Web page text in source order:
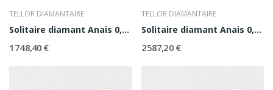
TELLOR DIAMANTAIRE
Solitaire diamant Anais 0,30 ct
1 748,40 €
TELLOR DIAMANTAIRE
Solitaire diamant Anais 0,40 ct
2 587,20 €